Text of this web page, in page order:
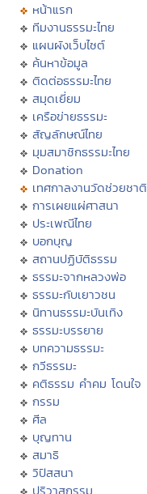
หน้าแรก
ทีมงานธรรมะไทย
แผนผังเว็บไซต์
ค้นหาข้อมูล
ติดต่อธรรมะไทย
สมุดเยี่ยม
เครือข่ายธรรมะ
สัญลักษณ์ไทย
มุมสมาชิกธรรมะไทย
Donation
เทศกาลงานวัดช่วยชาติ
การเผยแผ่ศาสนา
ประเพณีไทย
บอกบุญ
สถานปฏิบัติธรรม
ธรรมะจากหลวงพ่อ
ธรรมะกับเยาวชน
นิทานธรรมะบันเทิง
ธรรมะบรรยาย
บทความธรรมะ
กวีธรรมะ
คติธรรม คำคม โดนใจ
กรรม
ศีล
บุญทาน
สมาธิ
วิปัสสนา
ปริวาสกรรม